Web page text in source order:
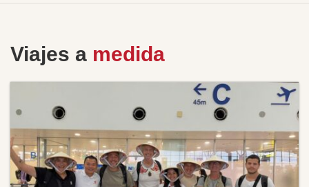
Viajes a medida